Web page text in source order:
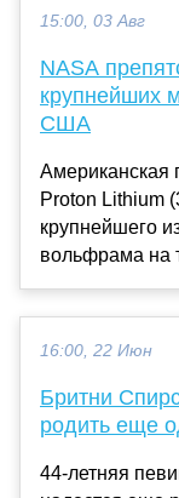
15:00, 03 Авг
NASA
крупнейших
США
Американская
Proton Lithium
крупнейшего
вольфрама на
16:00, 22 Июн
Бритни
родить еще
44-летняя